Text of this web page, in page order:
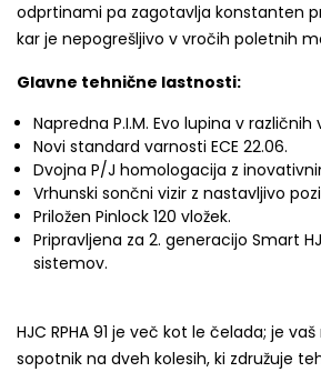
odprtinami pa zagotavlja konstanten
kar je nepogrešljivo v vročih poletnih
Glavne tehnične lastnosti:
Napredna P.I.M. Evo lupina v različnih
Novi standard varnosti ECE 22.06.
Dvojna P/J homologacija z
Vrhunski sončni vizir z nastavljivo
Priložen Pinlock 120 vložek.
Pripravljena za 2. generacijo Smart
sistemov.
HJC RPHA 91 je več kot le čelada; je
sopotnik na dveh kolesih, ki združuje